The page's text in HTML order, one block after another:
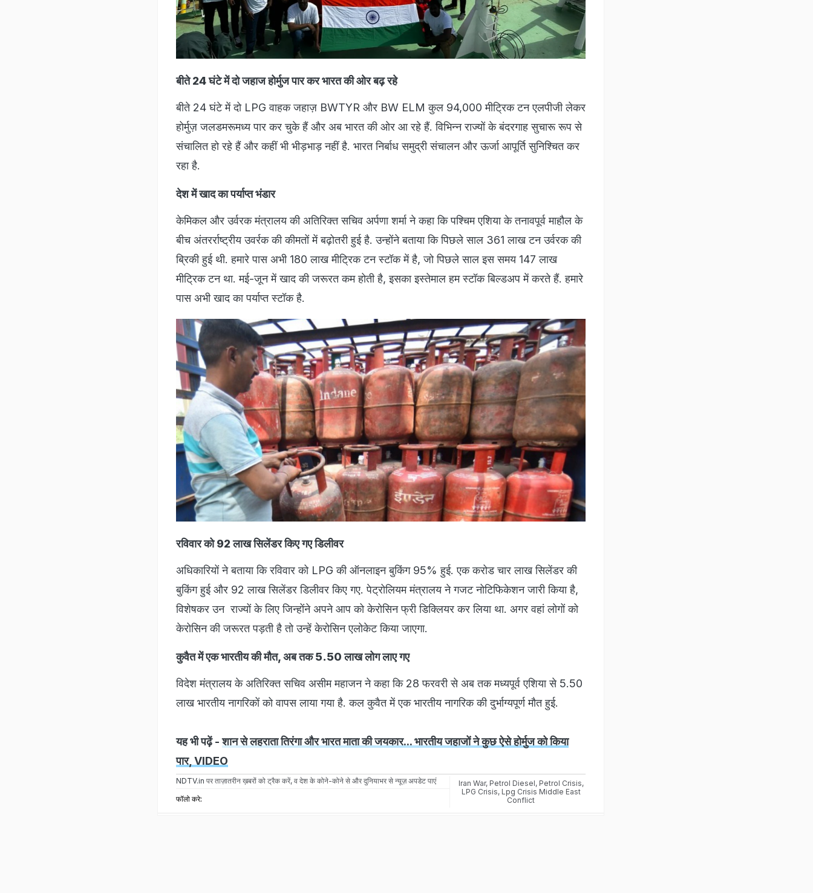
बीते 24 घंटे में दो जहाज होर्मुज पार कर भारत की ओर बढ़ रहे
बीते 24 घंटे में दो LPG वाहक जहाज़ BWTYR और BW ELM कुल 94,000 मीट्रिक टन एलपीजी लेकर
होर्मुज़ जलडमरूमध्य पार कर चुके हैं और अब भारत की ओर आ रहे हैं. विभिन्न राज्यों के बंदरगाह सुचारू रूप से
संचालित हो रहे हैं और कहीं भी भीड़भाड़ नहीं है. भारत निर्बाध समुद्री संचालन और ऊर्जा आपूर्ति सुनिश्चित कर
रहा है.
देश में खाद का पर्याप्त भंडार
केमिकल और उर्वरक मंत्रालय की अतिरिक्त सचिव अर्पणा शर्मा ने कहा कि पश्चिम एशिया के तनावपूर्व माहौल के
बीच अंतरर्राष्ट्रीय उवर्रक की कीमतों में बढ़ोतरी हुई है. उन्होंने बताया कि पिछले साल 361 लाख टन उर्वरक की
ब्रिकी हुई थी. हमारे पास अभी 180 लाख मीट्रिक टन स्टॉक में है, जो पिछले साल इस समय 147 लाख
मीट्रिक टन था. मई-जून में खाद की जरूरत कम होती है, इसका इस्तेमाल हम स्टॉक बिल्डअप में करते हैं. हमारे
पास अभी खाद का पर्याप्त स्टॉक है.
रविवार को 92 लाख सिलेंडर किए गए डिलीवर
अधिकारियों ने बताया कि रविवार को LPG की ऑनलाइन बुकिंग 95% हुई. एक करोड चार लाख सिलेंडर की
बुकिंग हुई और 92 लाख सिलेंडर डिलीवर किए गए. पेट्रोलियम मंत्रालय ने गजट नोटिफिकेशन जारी किया है,
विशेषकर उन राज्यों के लिए जिन्होंने अपने आप को केरोसिन फ्री डिक्लियर कर लिया था. अगर वहां लोगों को
केरोसिन की जरूरत पड़ती है तो उन्हें केरोसिन एलोकेट किया जाएगा.
कुवैत में एक भारतीय की मौत, अब तक 5.50 लाख लोग लाए गए
विदेश मंत्रालय के अतिरिक्त सचिव असीम महाजन ने कहा कि 28 फरवरी से अब तक मध्यपूर्व एशिया से 5.50
लाख भारतीय नागरिकों को वापस लाया गया है. कल कुवैत में एक भारतीय नागरिक की दुर्भाग्यपूर्ण मौत हुई.
यह भी पढ़ें -शान से लहराता तिरंगा और भारत माता की जयकार... भारतीय जहाजों ने कुछ ऐसे होर्मुज को किया
पार, VIDEO
NDTV.in पर ताज़ातरीन ख़बरों को ट्रैक करें, व देश के कोने-कोने से और दुनियाभर से न्यूज़ अपडेट पाएं
फॉलो करे:
Iran War, Petrol Diesel, Petrol Crisis,
LPG Crisis, Lpg Crisis Middle East
Conflict